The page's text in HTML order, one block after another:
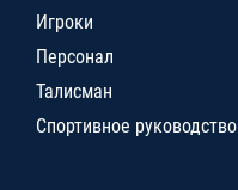
Игроки
Персонал
Талисман
Спортивное руководство